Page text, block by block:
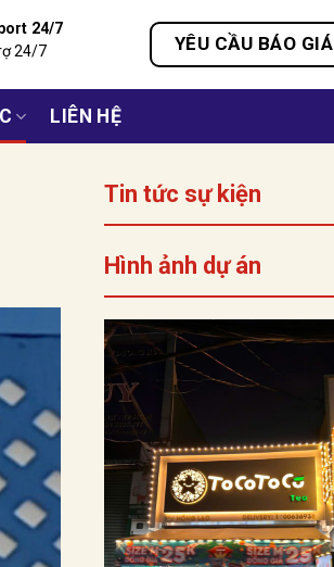
24/7
24/7
YÊU CẦU BÁO GIÁ
LIÊN HỆ
Tin tức sự kiện
Hình ảnh dự án